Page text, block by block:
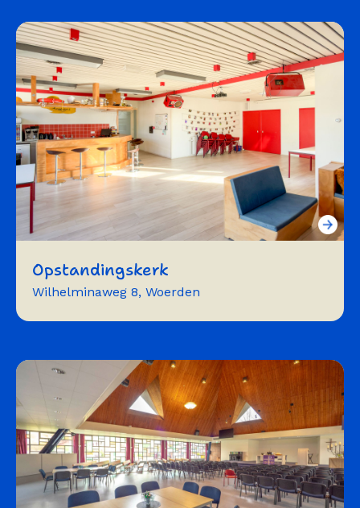
symposium workshops
trainingen bijeenkomst
herdenking
Opstandingskerk
Wilhelminaweg 8, Woerden
vergaderen presenteren